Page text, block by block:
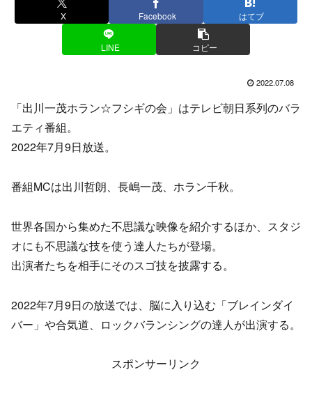
X Facebook はてブ
LINE コピー
2022.07.08
「出川一茂ホラン☆フシギの会」はテレビ朝日系列のバラ
エティ番組。
2022年7月9日放送。
番組MCは出川哲朗、長嶋一茂、ホラン千秋。
世界各国から集めた不思議な映像を紹介するほか、スタジ
オにも不思議な技を使う達人たちが登場。
出演者たちを相手にそのスゴ技を披露する。
2022年7月9日の放送では、脳に入り込む「ブレインダイ
バー」や合気道、ロックバランシングの達人が出演する。
スポンサーリンク